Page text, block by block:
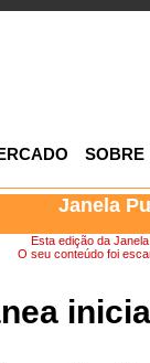
SOBRE
Janela
Esta edição da
O seu conteúdo foi